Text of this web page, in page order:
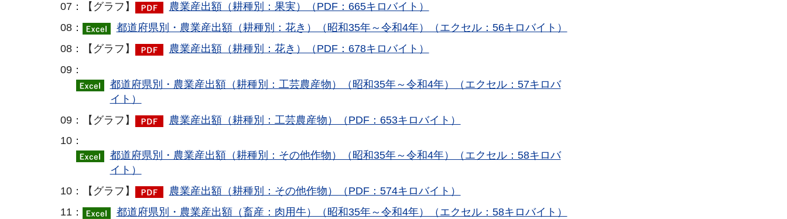
07：【グラフ】
農業産出額（耕種別：果実）（PDF：665キロバイト）
08：
都道府県別・農業産出額（耕種別：花き）（昭和35年～令和4年）（エクセル：56キロバイト）
08：【グラフ】
農業産出額（耕種別：花き）（PDF：678キロバイト）
09：
都道府県別・農業産出額（耕種別：工芸農産物）（昭和35年～令和4年）（エクセル：57キロバ
イト）
09：【グラフ】
農業産出額（耕種別：工芸農産物）（PDF：653キロバイト）
10：
都道府県別・農業産出額（耕種別：その他作物）（昭和35年～令和4年）（エクセル：58キロバ
イト）
10：【グラフ】
農業産出額（耕種別：その他作物）（PDF：574キロバイト）
11：
都道府県別・農業産出額（畜産：肉用牛）（昭和35年～令和4年）（エクセル：58キロバイト）